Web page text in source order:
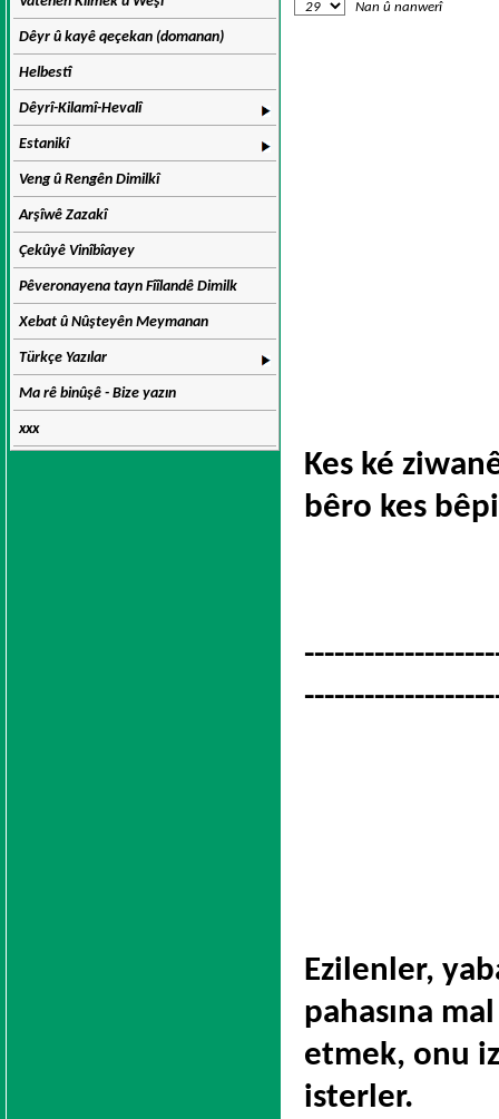
Dêyr û kayê qeçekan (domanan)
Helbestî
Dêyrî-Kilamî-Hevalî
Estanikî
Veng û Rengên Dimilkî
Arşîwê Zazakî
Çekûyê Vinîbîayey
Pêveronayena tayn Fîîlandê Dimilk
Xebat û Nûşteyên Meymanan
Türkçe Yazılar
Ma rê binûşê - Bize yazın
xxx
Nan û nanwerî
Kes ké
bêro kes
Ezilenler,
pahasına
etmek, onu
isterler.